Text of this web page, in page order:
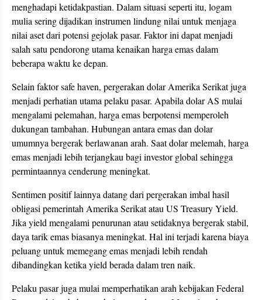
menghadapi ketidakpastian. Dalam situasi seperti itu, logam
mulia sering dijadikan instrumen lindung nilai untuk menjaga
nilai aset dari potensi gejolak pasar. Faktor ini dapat menjadi
salah satu pendorong utama kenaikan harga emas dalam
beberapa waktu ke depan.
Selain faktor safe haven, pergerakan dolar Amerika Serikat juga
menjadi perhatian utama pelaku pasar. Apabila dolar AS mulai
mengalami pelemahan, harga emas berpotensi memperoleh
dukungan tambahan. Hubungan antara emas dan dolar
umumnya bergerak berlawanan arah. Saat dolar melemah, harga
emas menjadi lebih terjangkau bagi investor global sehingga
permintaannya cenderung meningkat.
Sentimen positif lainnya datang dari pergerakan imbal hasil
obligasi pemerintah Amerika Serikat atau US Treasury Yield.
Jika yield mengalami penurunan atau setidaknya bergerak stabil,
daya tarik emas biasanya meningkat. Hal ini terjadi karena biaya
peluang untuk memegang emas menjadi lebih rendah
dibandingkan ketika yield berada dalam tren naik.
Pelaku pasar juga mulai memperhatikan arah kebijakan Federal